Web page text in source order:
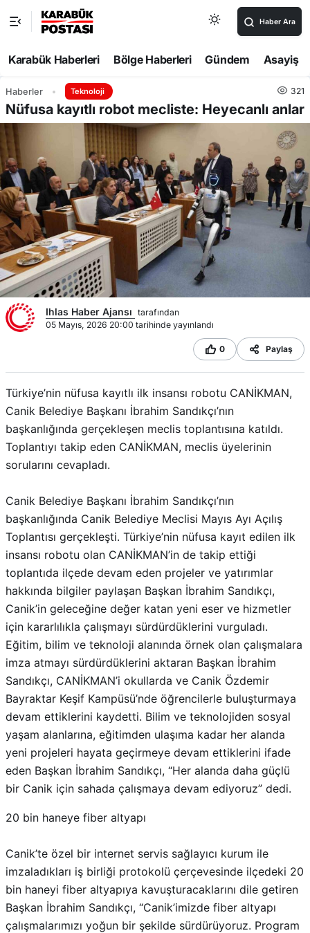
Haber Ara
Karabük Haberleri Bölge Haberleri Gündem Asayiş
Haberler Teknoloji 321
Nüfusa kayıtlı robot mecliste: Heyecanlı anlar
Ihlas Haber Ajansı tarafından
05 Mayıs, 2026 20:00 tarihinde yayınlandı
0 Paylaş
Türkiye’nin nüfusa kayıtlı ilk insansı robotu CANİKMAN,
Canik Belediye Başkanı İbrahim Sandıkçı’nın
başkanlığında gerçekleşen meclis toplantısına katıldı.
Toplantıyı takip eden CANİKMAN, meclis üyelerinin
sorularını cevapladı.
Canik Belediye Başkanı İbrahim Sandıkçı’nın
başkanlığında Canik Belediye Meclisi Mayıs Ayı Açılış
Toplantısı gerçekleşti. Türkiye’nin nüfusa kayıt edilen ilk
insansı robotu olan CANİKMAN’in de takip ettiği
toplantıda ilçede devam eden projeler ve yatırımlar
hakkında bilgiler paylaşan Başkan İbrahim Sandıkçı,
Canik’in geleceğine değer katan yeni eser ve hizmetler
için kararlılıkla çalışmayı sürdürdüklerini vurguladı.
Eğitim, bilim ve teknoloji alanında örnek olan çalışmalara
imza atmayı sürdürdüklerini aktaran Başkan İbrahim
Sandıkçı, CANİKMAN’i okullarda ve Canik Özdemir
Bayraktar Keşif Kampüsü’nde öğrencilerle buluşturmaya
devam ettiklerini kaydetti. Bilim ve teknolojiden sosyal
yaşam alanlarına, eğitimden ulaşıma kadar her alanda
yeni projeleri hayata geçirmeye devam ettiklerini ifade
eden Başkan İbrahim Sandıkçı, “Her alanda daha güçlü
bir Canik için sahada çalışmaya devam ediyoruz” dedi.
20 bin haneye fiber altyapı
Canik’te özel bir internet servis sağlayıcı kurum ile
imzaladıkları iş birliği protokolü çerçevesinde ilçedeki 20
bin haneyi fiber altyapıya kavuşturacaklarını dile getiren
Başkan İbrahim Sandıkçı, “Canik’imizde fiber altyapı
çalışmalarımızı yoğun bir şekilde sürdürüyoruz. Program